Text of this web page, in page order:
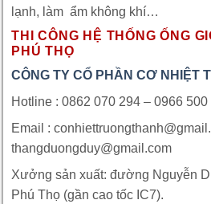
lạnh, làm ẩm không khí…
THI CÔNG HỆ THỐNG ỐNG
PHÚ THỌ
CÔNG TY CỔ PHẦN CƠ NHIỆT
Hotline : 0862 070 294 – 0966 500
Email :
thangduongduy@gmail.com
Xưởng sản xuất: đường Nguyễn
Phú Thọ (gần cao tốc IC7).